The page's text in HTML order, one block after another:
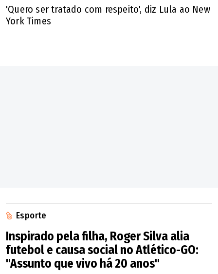
'Quero ser tratado com respeito', diz Lula ao New
York Times
Esporte
Inspirado pela filha, Roger Silva alia
futebol e causa social no Atlético-GO:
"Assunto que vivo há 20 anos"